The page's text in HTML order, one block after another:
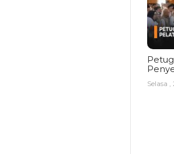
Selasa ,